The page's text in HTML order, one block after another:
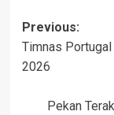
Post
Previous:
Timnas
2026
Pekan